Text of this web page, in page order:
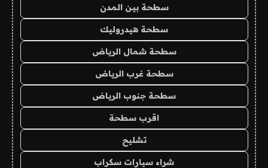
سطحة بين المدن
سطحة هيدروليك
سطحة شمال الرياض
سطحة غرب الرياض
سطحة جنوب الرياض
اقرب سطحة
تشليح
شراء سيارات سكراب